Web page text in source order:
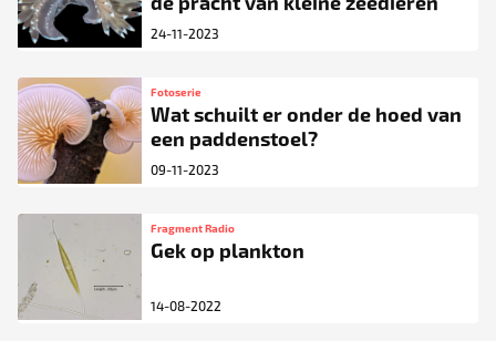
24-11-2023
Fotoserie
Wat schuilt er onder de hoed van
een paddenstoel?
09-11-2023
Fragment Radio
Gek op plankton
14-08-2022